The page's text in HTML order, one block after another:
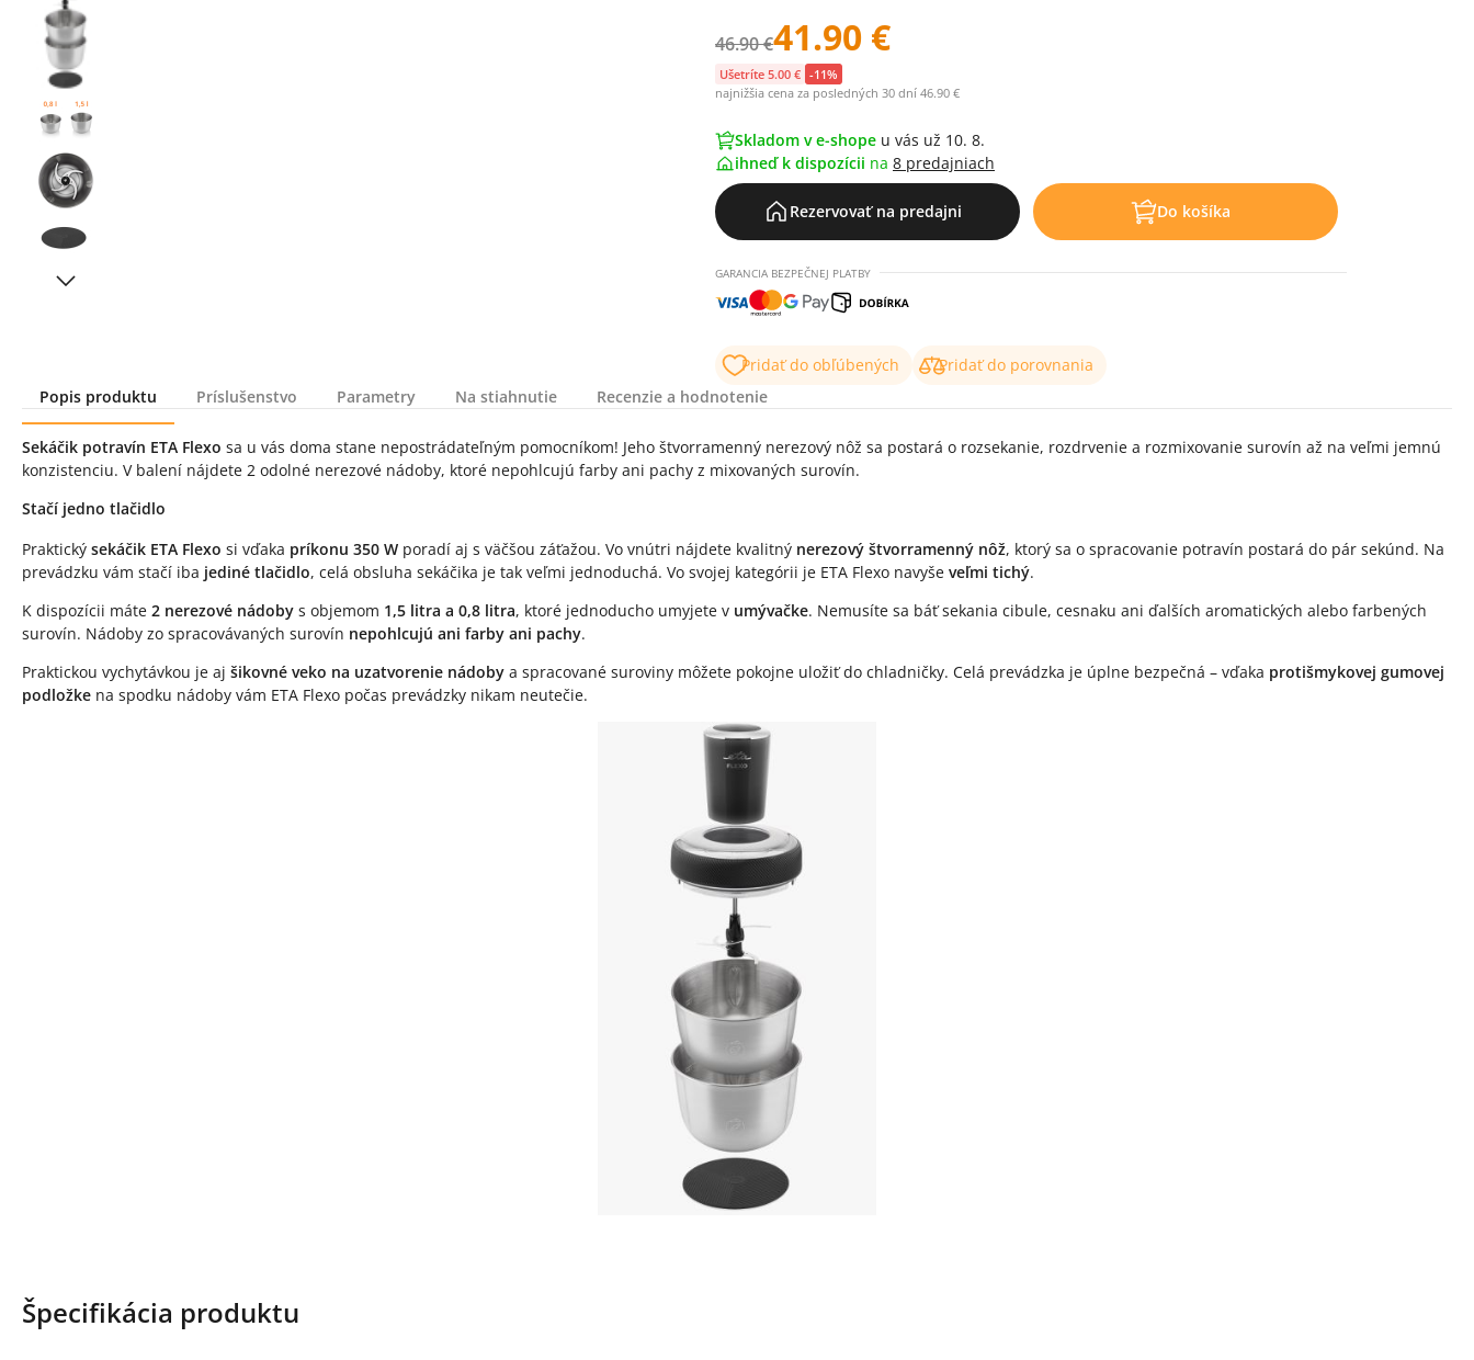
46.90 €41.90 €
Ušetríte 5.00 € -11%
najnižšia cena za posledných 30 dní 46.90 €
Skladom v e-shope u vás už 10. 8.
ihneď k dispozícii na 8 predajniach
Rezervovať na predajni Do košíka
GARANCIA BEZPEČNEJ PLATBY
Pridať do obľúbených
Pridať do porovnania
Popis produktu
Príslušenstvo Parametry Na stiahnutie Recenzie a hodnotenie
Popis produktu
Sekáčik potravín ETA Flexo sa u vás doma stane nepostrádateľným pomocníkom! Jeho štvorramenný nerezový nôž sa postará o rozsekanie, rozdrvenie a rozmixovanie surovín až na veľmi jemnú
konzistenciu. V balení nájdete 2 odolné nerezové nádoby, ktoré nepohlcujú farby ani pachy z mixovaných surovín.
Stačí jedno tlačidlo
Praktický sekáčik ETA Flexo si vďaka príkonu 350 W poradí aj s väčšou záťažou. Vo vnútri nájdete kvalitný nerezový štvorramenný nôž, ktorý sa o spracovanie potravín postará do pár sekúnd. Na
prevádzku vám stačí iba jediné tlačidlo, celá obsluha sekáčika je tak veľmi jednoduchá. Vo svojej kategórii je ETA Flexo navyše veľmi tichý.
K dispozícii máte 2 nerezové nádoby s objemom 1,5 litra a 0,8 litra, ktoré jednoducho umyjete v umývačke. Nemusíte sa báť sekania cibule, cesnaku ani ďalších aromatických alebo farbených
surovín. Nádoby zo spracovávaných surovín nepohlcujú ani farby ani pachy.
Praktickou vychytávkou je aj šikovné veko na uzatvorenie nádoby a spracované suroviny môžete pokojne uložiť do chladničky. Celá prevádzka je úplne bezpečná – vďaka protišmykovej gumovej
podložke na spodku nádoby vám ETA Flexo počas prevádzky nikam neutečie.
Špecifikácia produktu